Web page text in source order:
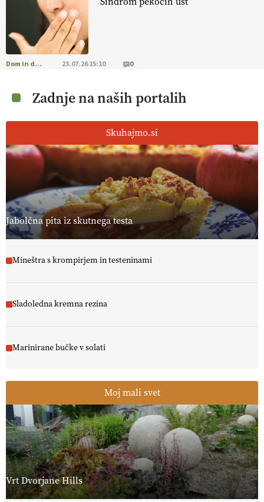
Dom in družina 23.07.26 15:10 0
Zadnje na naših portalih
Skuhajmo.si
Jabolčna pita iz skutnega testa
Mineštra s krompirjem in testeninami
Sladoledna kremna rezina
Marinirane bučke v solati
Moj mali svet
Vrt Dvorjane Hills